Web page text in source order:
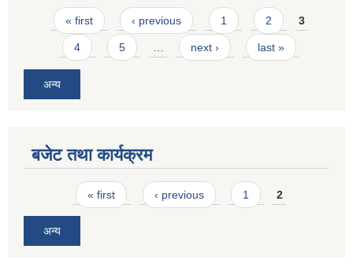
Pages
« first ‹ previous 1 2 3
4 5 … next › last »
अन्य
बजेट तथा कार्यक्रम
Pages« first ‹ previous 1 2
अन्य